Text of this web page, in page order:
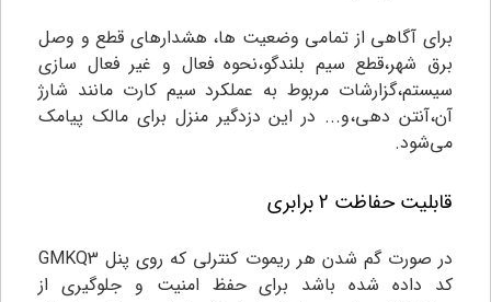
برای آگاهی از تمامی وضعیت ها، هشدارهای قطع و وصل
برق شهر،قطع سیم بلندگو،نحوه فعال و غیر فعال سازی
سیستم،گزارشات مربوط به عملکرد سیم کارت مانند شارژ
آن،آنتن دهی،و... در این دزدگیر منزل برای مالک پیامک
می‌شود.
قابلیت حفاظت 2 برابری
در صورت گم شدن هر ریموت کنترلی که روی پنل GMKQ3
کد داده شده باشد برای حفظ امنیت و جلوگیری از